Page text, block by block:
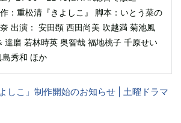
：重松清『きよしこ』 脚本：いとう菜の
出演： 安田顕 西田尚美 吹越満 菊池風
達磨 若林時英 奥智哉 福地桃子 千原せい
島秀和 ほか
しこ」制作開始のお知らせ | 土曜ドラマ